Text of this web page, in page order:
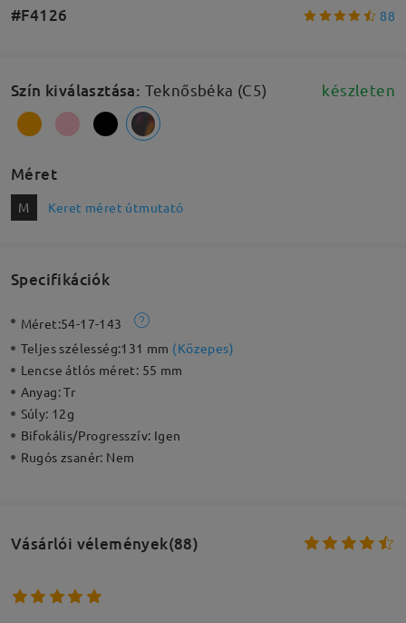
#F4126 88
Szín kiválasztása: Teknősbéka (C5) készleten
Méret
M Keret méret útmutató
Specifikációk
Méret:54-17-143
Teljes szélesség:131 mm (Közepes)
Lencse átlós méret: 55 mm
Anyag:Tr
Súly: 12g
Bifokális/Progresszív: Igen
Rugós zsanér: Nem
Vásárlói vélemények(88)